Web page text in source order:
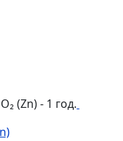
(Zn) - 1 год.